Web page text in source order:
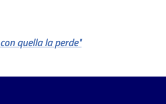
quella la perde"